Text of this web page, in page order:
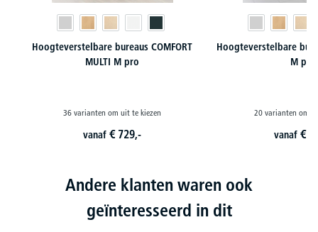
Hoogteverstelbare bureaus COMFORT
MULTI M pro
36 varianten om uit te kiezen
vanaf€ 729,-
Hoogteverstelbare
M pro
20 varianten om
vanaf€
Andere klanten waren ook
geïnteresseerd in dit